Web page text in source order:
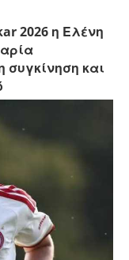
2026 η Ελένη
συγκίνηση και